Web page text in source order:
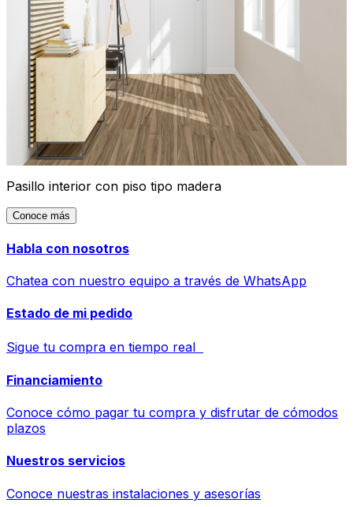
Pasillo interior con piso tipo madera
Conoce más
Habla con nosotros
Chatea con nuestro equipo a través de WhatsApp
Estado de mi pedido
Sigue tu compra en tiempo real
Financiamiento
Conoce cómo pagar tu compra y disfrutar de cómodos
plazos
Nuestros servicios
Conoce nuestras instalaciones y asesorías